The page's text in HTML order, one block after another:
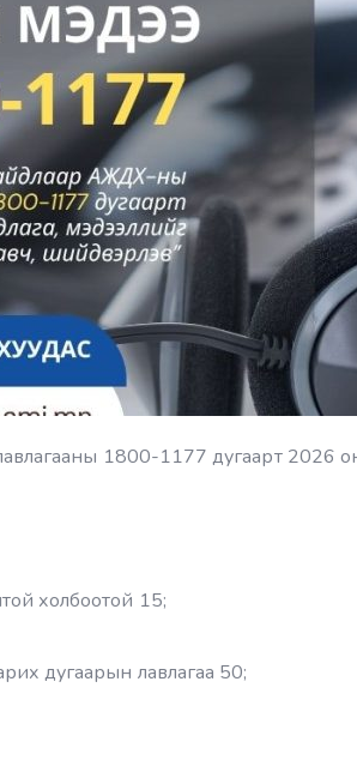
1800-1177 дугаарт 2026
холбоотой 15;
дугаарын лавлагаа 50;